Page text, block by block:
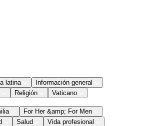
latina
Información general
Religión Vaticano
For Her &amp; For Men
Salud Vida profesional